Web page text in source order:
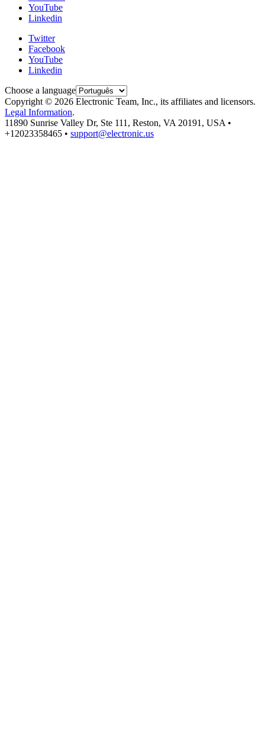
YouTube
Linkedin
Twitter
Facebook
YouTube
Linkedin
Choose a language
Copyright © 2026 Electronic Team, Inc., its affiliates and licensors.
Legal Information.
11890 Sunrise Valley Dr, Ste 111, Reston, VA 20191, USA •
+12023358465 • support@electronic.us